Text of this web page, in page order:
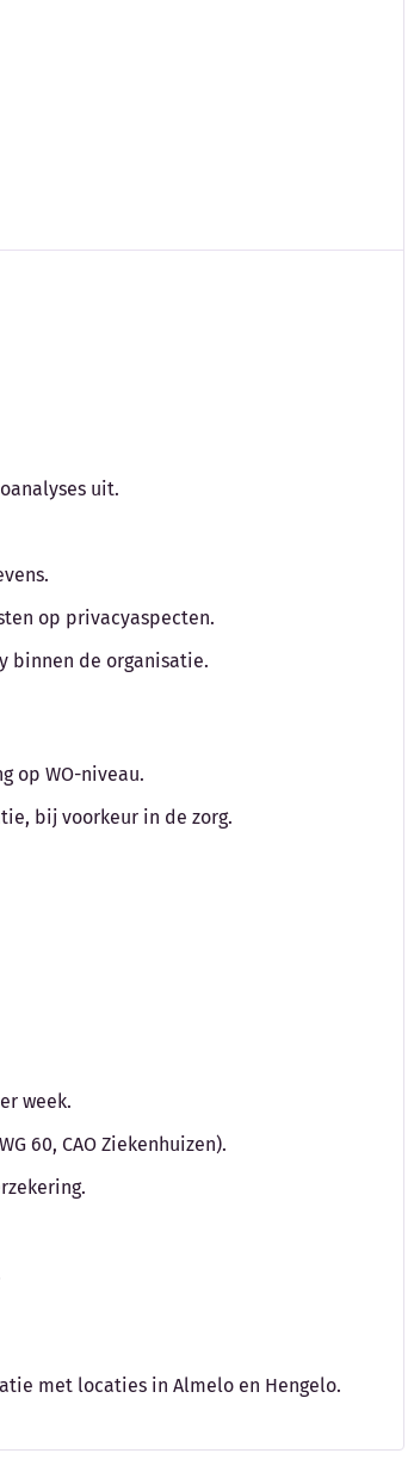
uit.
op privacyaspecten.
binnen de organisatie.
op WO-niveau.
bij voorkeur in de zorg.
week.
60, CAO Ziekenhuizen).
met locaties in Almelo en Hengelo.